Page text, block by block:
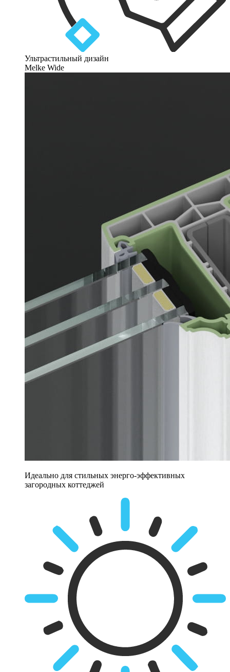
Ультрастильный дизайн
Melke Wide
Идеально для стильных энерго-эффективных
загородных коттеджей